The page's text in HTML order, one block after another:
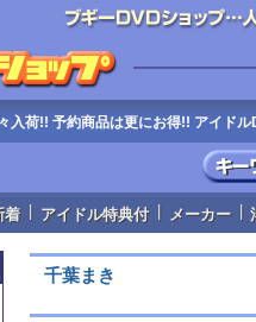
入荷!! 予約商品は更にお得!! アイド
着 | アイドル特典付 | メーカー |
千葉まき